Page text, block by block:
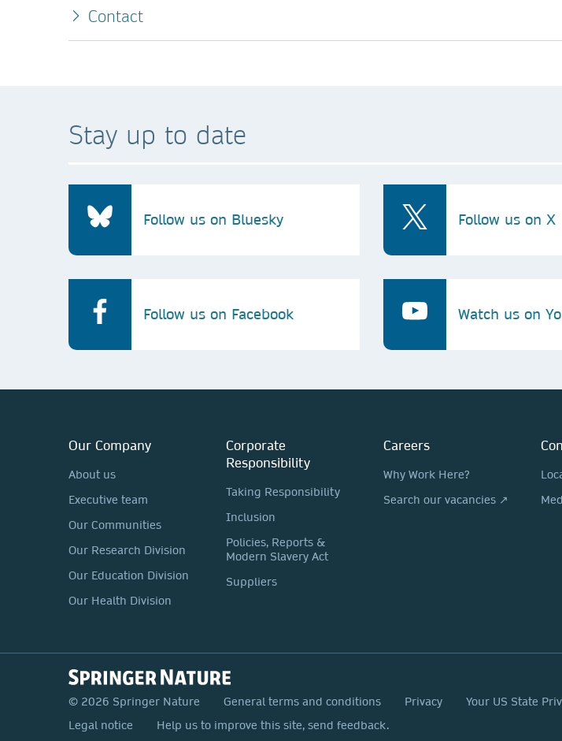
Contact
Stay up to date
Follow us on Bluesky Follow us on X
Follow us on Facebook Watch us on
Our Company
About us
Executive team
Our Communities
Our Research Division
Our Education Division
Our Health Division
Corporate
Responsibility
Taking Responsibility
Inclusion
Policies, Reports &
Modern Slavery Act
Suppliers
Careers
Why Work Here?
Search our vacancies ↗
© 2026 Springer Nature General terms and conditions Privacy Your US State
Legal notice
Help us to improve this site, send feedback.